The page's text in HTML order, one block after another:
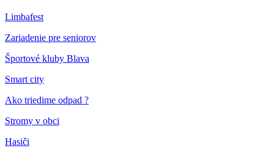
Limbafest
Zariadenie pre seniorov
Športové kluby Blava
Smart city
Ako triedime odpad ?
Stromy v obci
Hasiči